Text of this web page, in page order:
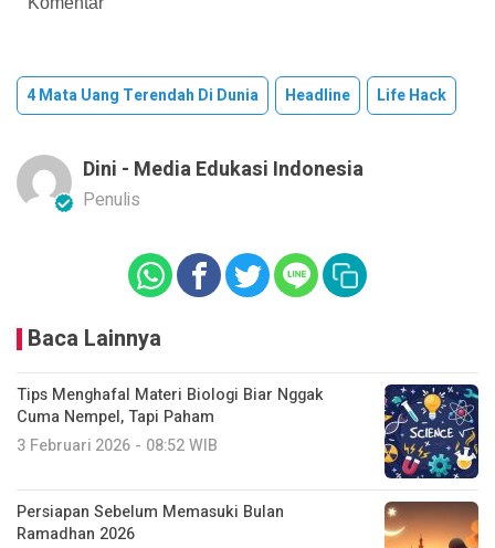
4 Mata Uang Terendah Di Dunia Headline Life Hack
Dini - Media Edukasi Indonesia
Penulis
Baca Lainnya
Tips Menghafal Materi Biologi Biar Nggak
Cuma Nempel, Tapi Paham
3 Februari 2026 - 08:52 WIB
Persiapan Sebelum Memasuki Bulan
Ramadhan 2026